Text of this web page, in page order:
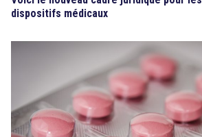
dispositifs médicaux